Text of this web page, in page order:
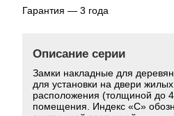
Гарантия — 3 года
Описание серии
Замки накладные для
для установки на двери
расположения (толщиной до
помещения. Индекс «С»